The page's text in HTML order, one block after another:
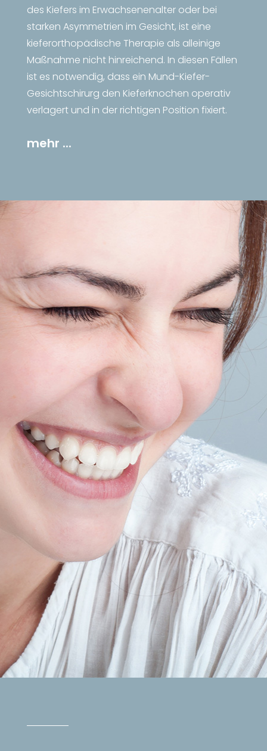
des Kiefers im Erwachsenenalter oder bei
starken Asymmetrien im Gesicht, ist eine
kieferorthopädische Therapie als alleinige
Maßnahme nicht hinreichend. In diesen Fällen
ist es notwendig, dass ein Mund-Kiefer-
Gesichtschirurg den Kieferknochen operativ
verlagert und in der richtigen Position fixiert.
mehr ...